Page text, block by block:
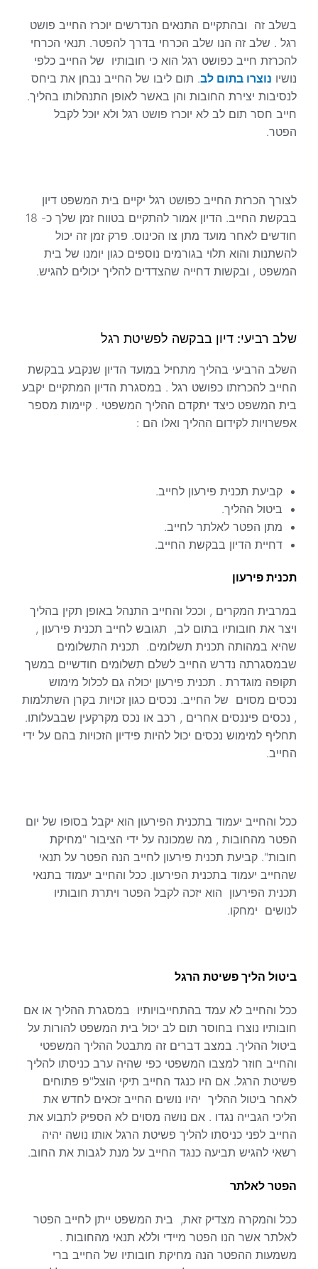
בשלב זה ובהתקיים התנאים הנדרשים יוכרז החייב פושט
רגל . שלב זה הנו שלב הכרחי בדרך להפטר. תנאי הכרחי
להכרזת חייב כפושט רגל הוא כי חובותיו של החייב כלפי
נושיו נוצרו בתום לב. תום ליבו של החייב נבחן את ביחס
לנסיבות יצירת החובות והן באשר לאופן התנהלותו בהליך.
חייב חסר תום לב לא יוכרז פושט רגל ולא יוכל לקבל
הפטר.
לצורך הכרזת החייב כפושט רגל יקיים בית המשפט דיון
בבקשת החייב. הדיון אמור להתקיים בטווח זמן שלך כ- 18
חודשים לאחר מועד מתן צו הכינוס. פרק זמן זה יכול
להשתנות והוא תלוי בגורמים נוספים כגון יומנו של בית
המשפט , ובקשות דחייה שהצדדים להליך יכולים להגיש.
שלב רביעי: דיון בבקשה לפשיטת רגל
השלב הרביעי בהליך מתחיל במועד הדיון שנקבע בבקשת
החייב להכרזתו כפושט רגל . במסגרת הדיון המתקיים יקבע
בית המשפט כיצד יתקדם ההליך המשפטי . קיימות מספר
אפשרויות לקידום ההליך ואלו הם :
קביעת תכנית פירעון לחייב.
ביטול ההליך.
מתן הפטר לאלתר לחייב.
דחיית הדיון בבקשת החייב.
תכנית פירעון
במרבית המקרים , וככל והחייב התנהל באופן תקין בהליך
ויצר את חובותיו בתום לב, תגובש לחייב תכנית פירעון ,
שהיא במהותה תכנית תשלומים. תכנית התשלומים
שבמסגרתה נדרש החייב לשלם תשלומים חודשיים במשך
תקופה מוגדרת . תכנית פירעון יכולה גם לכלול מימוש
נכסים מסוים של החייב. נכסים כגון זכויות בקרן השתלמות
, נכסים פיננסים אחרים , רכב או נכס מקרקעין שבבעלותו.
תחליף למימוש נכסים יכול להיות פידיון הזכויות בהם על ידי
החייב.
ככל והחייב יעמוד בתכנית הפירעון הוא יקבל בסופו של יום
הפטר מהחובות , מה שמכונה על ידי הציבור "מחיקת
חובות". קביעת תכנית פירעון לחייב הנה הפטר על תנאי
שהחייב יעמוד בתכנית הפירעון. ככל והחייב יעמוד בתנאי
תכנית הפירעון הוא יזכה לקבל הפטר ויתרת חובותיו
לנושים ימחקו.
ביטול הליך פשיטת הרגל
ככל והחייב לא עמד בהתחייבויותיו במסגרת ההליך או אם
חובותיו נוצרו בחוסר תום לב יכול בית המשפט להורות על
ביטול ההליך. במצב דברים זה מתבטל ההליך המשפטי
והחייב חוזר למצבו המשפטי כפי שהיה ערב כניסתו להליך
פשיטת הרגל. אם היו כנגד החייב תיקי הוצל"פ פתוחים
לאחר ביטול ההליך יהיו נושים החייב זכאים לחדש את
הליכי הגבייה נגדו . אם נושה מסוים לא הספיק לתבוע את
החייב לפני כניסתו להליך פשיטת הרגל אותו נושה יהיה
רשאי להגיש תביעה כנגד החייב על מנת לגבות את החוב.
הפטר לאלתר
ככל והמקרה מצדיק זאת, בית המשפט ייתן לחייב הפטר
לאלתר אשר הנו הפטר מיידי וללא תנאי מהחובות .
משמעות ההפטר הנה מחיקת חובותיו של החייב ברי